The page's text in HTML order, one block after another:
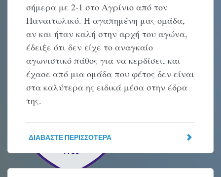
σήμερα με 2-1 στο Αγρίνιο από τον
Παναιτωλικό. Η αγαπημένη μας ομάδα,
αν και ήταν καλή στην αρχή του αγώνα,
έδειξε ότι δεν είχε το αναγκαίο
αγωνιστικό πάθος για να κερδίσει, και
έχασε από μια ομάδα που φέτος δεν είναι
στα καλύτερα ης ειδικά μέσα στην έδρα
της.
ΔΙΑΒΆΣΤΕ ΠΕΡΙΣΣΌΤΕΡΑ